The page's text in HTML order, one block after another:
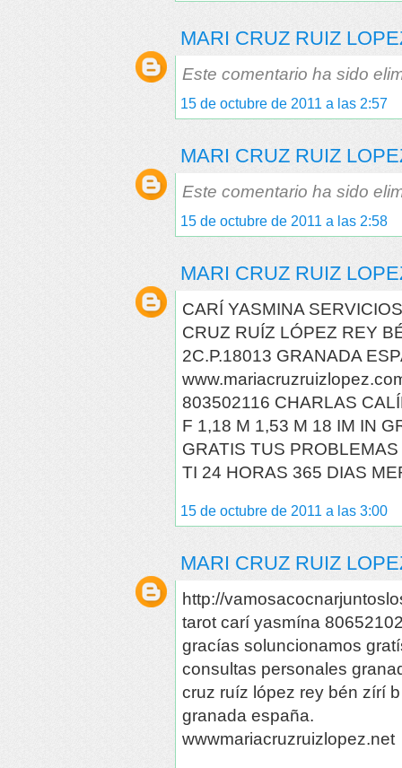
MARI CRUZ RUIZ
Este comentario ha sido
15 de octubre de 2011 a las 2:57
MARI CRUZ RUIZ
Este comentario ha sido
15 de octubre de 2011 a las 2:58
MARI CRUZ RUIZ
CARÍ YASMINA
CRUZ RUÍZ LÓPEZ REY
2C.P.18013 GRANADA
803502116 CHARLAS
F 1,18 M 1,53 M 18 IM IN
GRATIS TUS
TI 24 HORAS 365 DIAS
15 de octubre de 2011 a las 3:00
MARI CRUZ RUIZ
http://
tarot carí yasmína
gracías soluncionamos
consultas personales
cruz ruíz lópez rey bén zírí
granada españa.
wwwmariacruzruizlopez.net